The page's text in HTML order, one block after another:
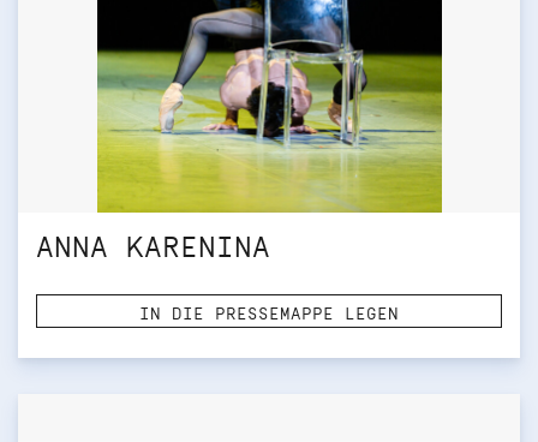
ANNA KARENINA
IN DIE PRESSEMAPPE LEGEN